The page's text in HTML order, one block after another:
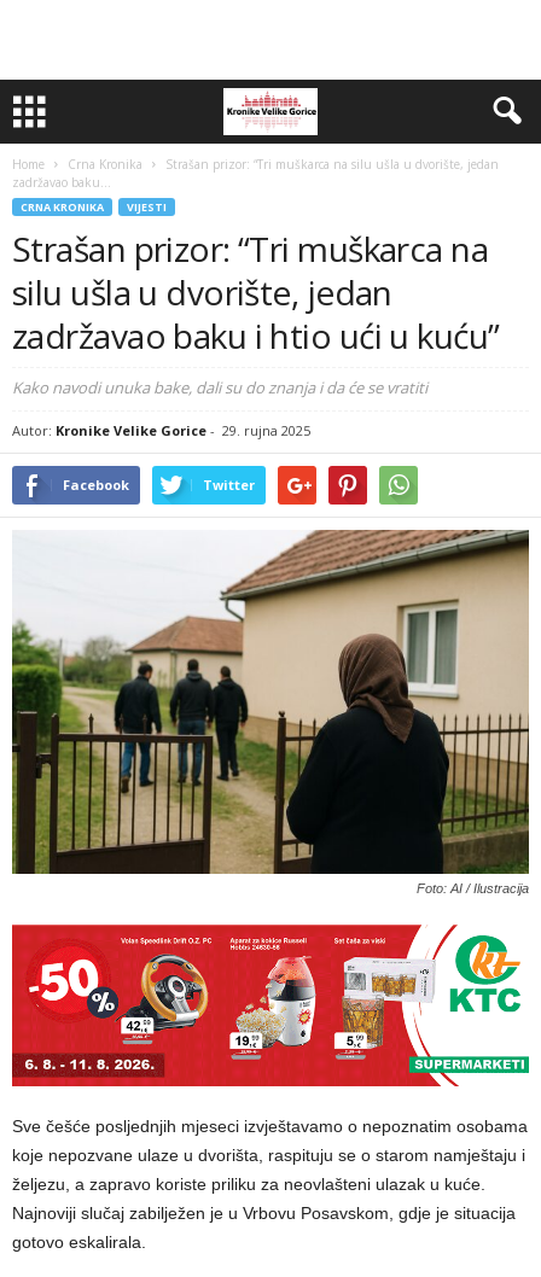
Home Crna Kronika
Strašan prizor: “Tri muškarca na silu ušla u dvorište, jedan
zadržavao baku...
CRNA KRONIKA VIJESTI
Strašan prizor: “Tri muškarca na
silu ušla u dvorište, jedan
zadržavao baku i htio ući u kuću”
Kako navodi unuka bake, dali su do znanja i da će se vratiti
Autor: Kronike Velike Gorice - 29. rujna 2025
Facebook Twitter
Foto: AI / Ilustracija
Sve češće posljednjih mjeseci izvještavamo o nepoznatim osobama
koje nepozvane ulaze u dvorišta, raspituju se o starom namještaju i
željezu, a zapravo koriste priliku za neovlašteni ulazak u kuće.
Najnoviji slučaj zabilježen je u Vrbovu Posavskom, gdje je situacija
gotovo eskalirala.